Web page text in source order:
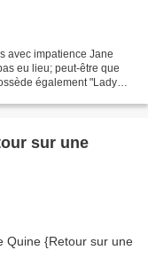
avec impatience Jane
eu lieu; peut-être que
également "Lady
sur une